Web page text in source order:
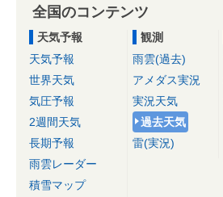
全国のコンテンツ
天気予報
天気予報
世界天気
気圧予報
2週間天気
長期予報
雨雲レーダー
積雪マップ
観測
雨雲(過去)
アメダス実況
実況天気
過去天気
雷(実況)